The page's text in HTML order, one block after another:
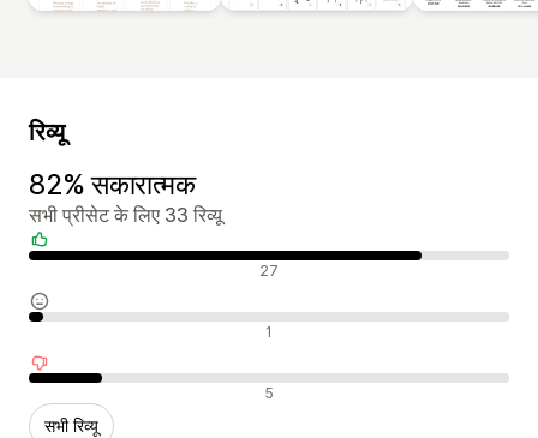
रिव्यू
82% सकारात्मक
सभी प्रीसेट के लिए 33 रिव्यू
सकारात्मक रिव्यू 27
न्यूट्रल रिव्यू 1
नकारात्मक रिव्यू 5
सभी रिव्यू